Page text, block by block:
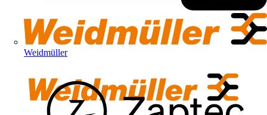
Weidmüller